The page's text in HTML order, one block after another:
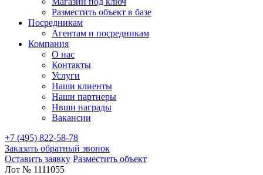
Разместить объект в базе
Посредникам
Агентам и посредникам
Компания
О нас
Контакты
Услуги
Наши клиенты
Наши партнеры
Нвши награды
Вакансии
+7 (495) 822-58-78
Заказать обратный звонок
Оставить заявку Разместить объект
Лот № 1111055